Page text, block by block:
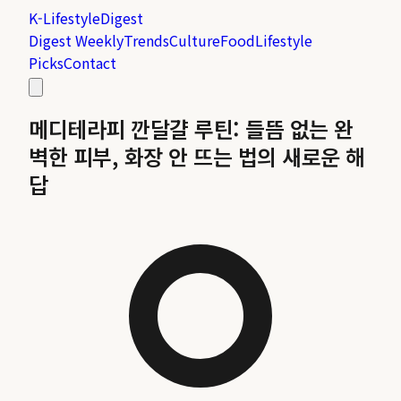
K-LifestyleDigest
Digest WeeklyTrendsCultureFoodLifestyle
PicksContact
메디테라피 깐달걀 루틴: 들뜸 없는 완
벽한 피부, 화장 안 뜨는 법의 새로운 해
답